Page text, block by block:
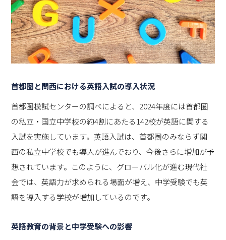
首都圏と関西における英語入試の導入状況
首都圏模試センターの調べによると、2024年度には首都圏
の私立・国立中学校の約4割にあたる142校が英語に関する
入試を実施しています。英語入試は、首都圏のみならず関
西の私立中学校でも導入が進んでおり、今後さらに増加が予
想されています。このように、グローバル化が進む現代社
会では、英語力が求められる場面が増え、中学受験でも英
語を導入する学校が増加しているのです。
英語教育の背景と中学受験への影響